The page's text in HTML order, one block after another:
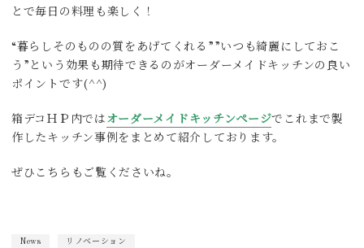
とで毎日の料理も楽しく！
“暮らしそのものの質をあげてくれる””いつも綺麗にしておこ
う”という効果も期待できるのがオーダーメイドキッチンの良い
ポイントです(^^)
箱デコＨＰ内では オーダーメイドキッチンページでこれまで製
作したキッチン事例をまとめて紹介しております。
ぜひこちらもご覧くださいね。
News リノベーション